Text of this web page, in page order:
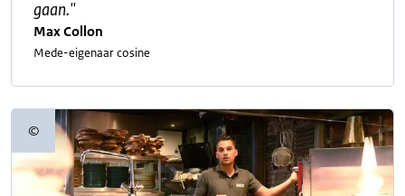
gaan."
Max Collon
Mede-eigenaar cosine
©Copyrightinformatie